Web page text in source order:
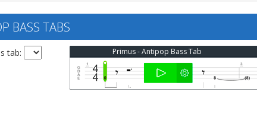
BASS TABS
tab: Primus - Antipop Bass Tab